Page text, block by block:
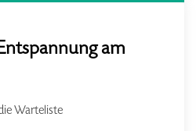
am
Warteliste